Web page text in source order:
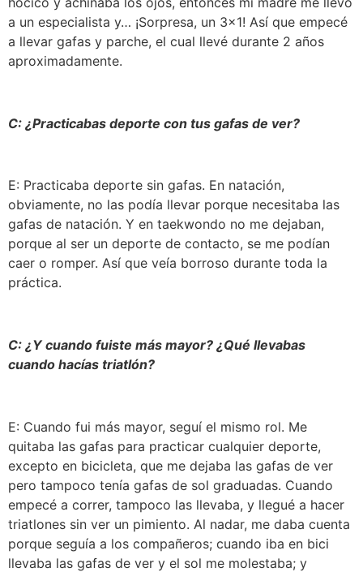
a un especialista y… ¡Sorpresa, un 3×1! Así que empecé
a llevar gafas y parche, el cual llevé durante 2 años
aproximadamente.
C: ¿Practicabas deporte con tus gafas de ver?
E: Practicaba deporte sin gafas. En natación,
obviamente, no las podía llevar porque necesitaba las
gafas de natación. Y en taekwondo no me dejaban,
porque al ser un deporte de contacto, se me podían
caer o romper. Así que veía borroso durante toda la
práctica.
C: ¿Y cuando fuiste más mayor? ¿Qué llevabas
cuando hacías triatlón?
E: Cuando fui más mayor, seguí el mismo rol. Me
quitaba las gafas para practicar cualquier deporte,
excepto en bicicleta, que me dejaba las gafas de ver
pero tampoco tenía gafas de sol graduadas. Cuando
empecé a correr, tampoco las llevaba, y llegué a hacer
triatlones sin ver un pimiento. Al nadar, me daba cuenta
porque seguía a los compañeros; cuando iba en bici
llevaba las gafas de ver y el sol me molestaba; y